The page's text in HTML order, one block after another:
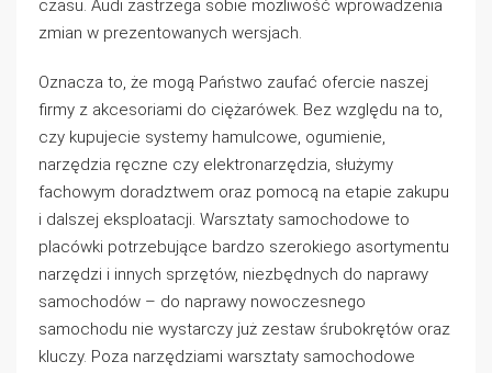
czasu. Audi zastrzega sobie możliwość wprowadzenia
zmian w prezentowanych wersjach.
Oznacza to, że mogą Państwo zaufać ofercie naszej
firmy z akcesoriami do ciężarówek. Bez względu na to,
czy kupujecie systemy hamulcowe, ogumienie,
narzędzia ręczne czy elektronarzędzia, służymy
fachowym doradztwem oraz pomocą na etapie zakupu
i dalszej eksploatacji. Warsztaty samochodowe to
placówki potrzebujące bardzo szerokiego asortymentu
narzędzi i innych sprzętów, niezbędnych do naprawy
samochodów – do naprawy nowoczesnego
samochodu nie wystarczy już zestaw śrubokrętów oraz
kluczy. Poza narzędziami warsztaty samochodowe